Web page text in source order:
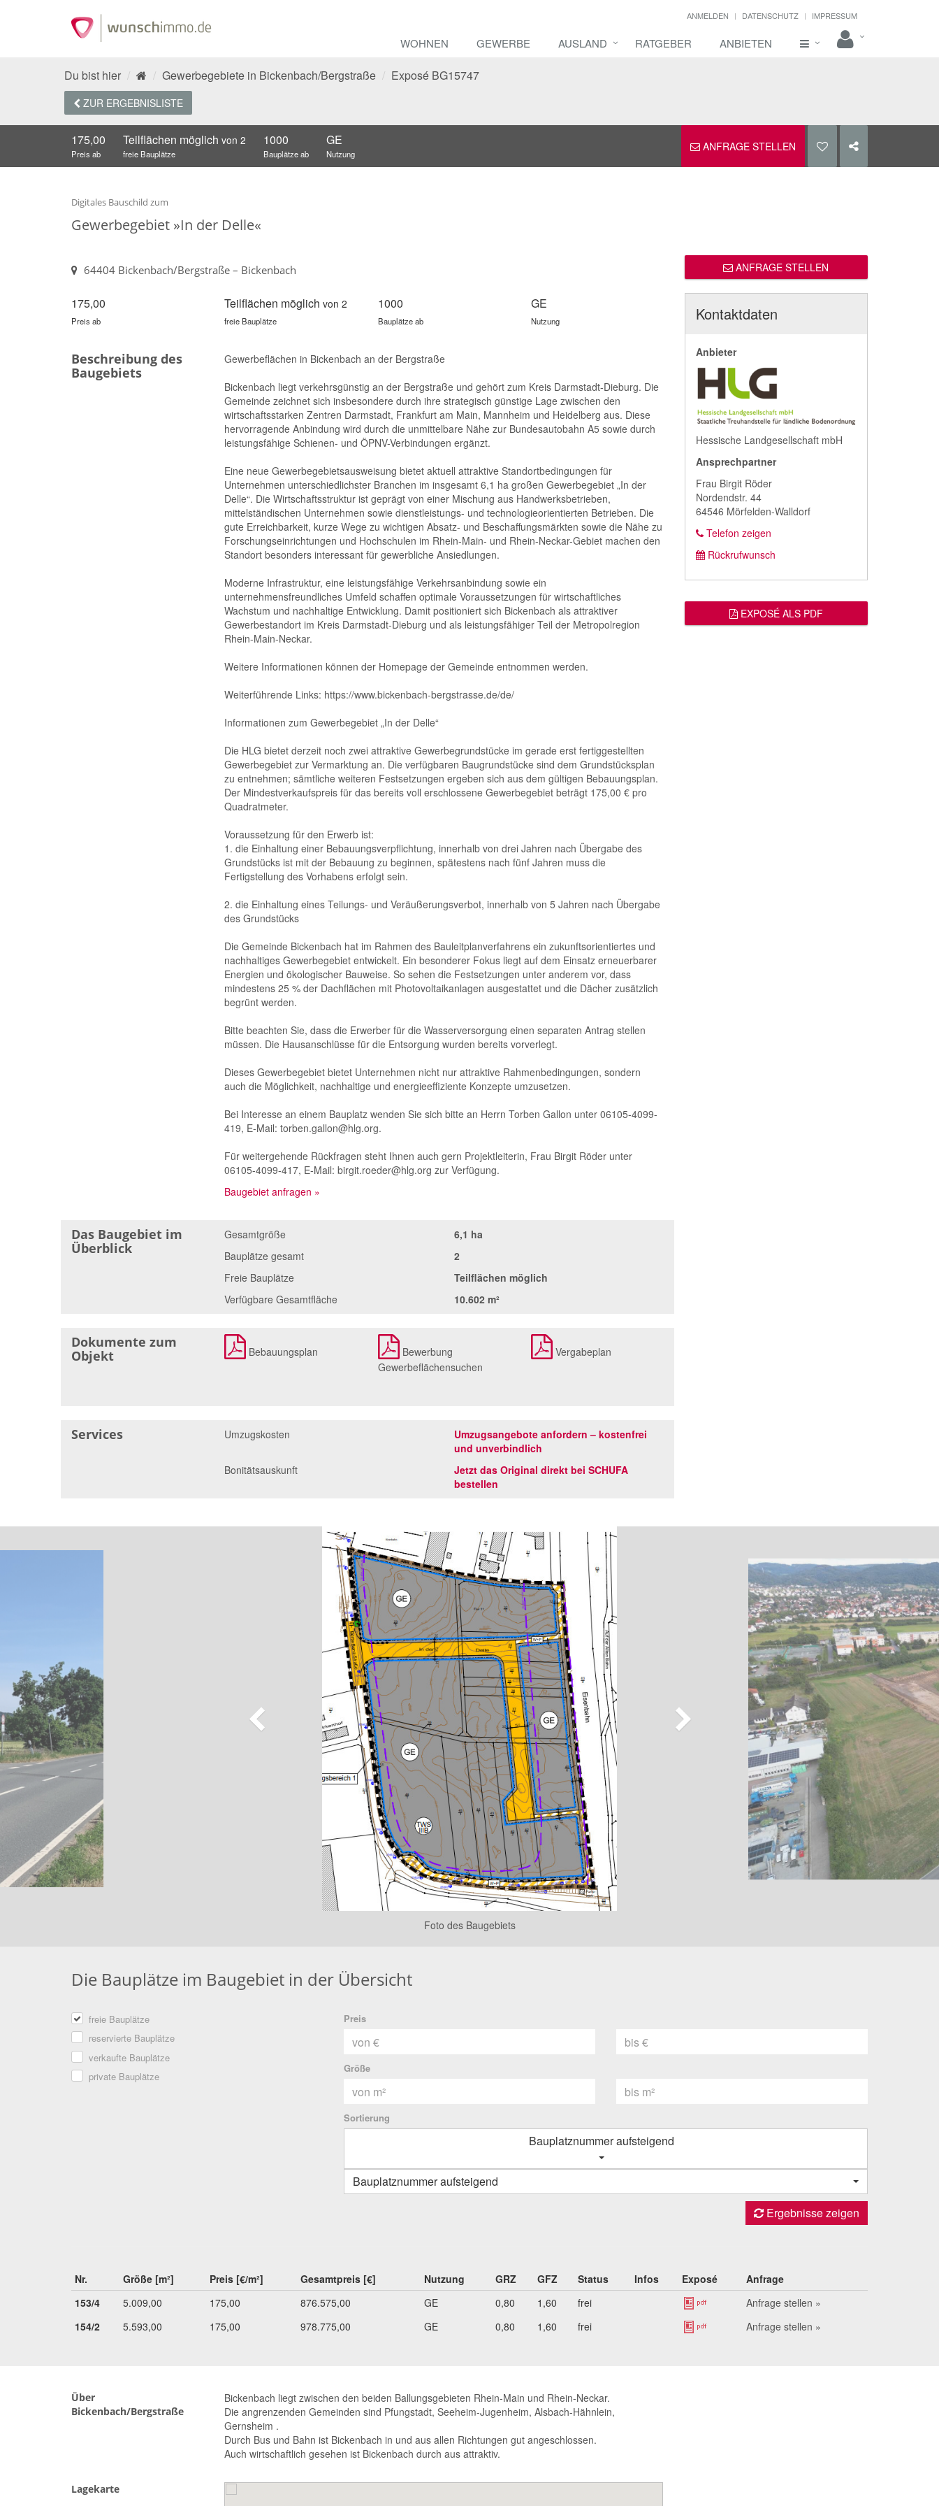
ANMELDEN DATENSCHUTZ IMPRESSUM
WOHNEN GEWERBE AUSLAND RATGEBER ANBIETEN
Du bist hier Gewerbegebiete in Bickenbach/Bergstraße Exposé BG15747
ZUR ERGEBNISLISTE
175,00
Preis ab
Teilflächen möglich von 2
freie Bauplätze
1000
Bauplätze ab
GE
Nutzung
ANFRAGE STELLEN
Digitales Bauschild zum
Gewerbegebiet »In der Delle«
64404 Bickenbach/Bergstraße – Bickenbach
175,00
Preis ab
Teilflächen möglich von 2
freie Bauplätze
1000
Bauplätze ab
GE
Nutzung
Beschreibung des
Baugebiets
Gewerbeflächen in Bickenbach an der Bergstraße
Bickenbach liegt verkehrsgünstig an der Bergstraße und gehört zum Kreis Darmstadt-Dieburg. Die
Gemeinde zeichnet sich insbesondere durch ihre strategisch günstige Lage zwischen den
wirtschaftsstarken Zentren Darmstadt, Frankfurt am Main, Mannheim und Heidelberg aus. Diese
hervorragende Anbindung wird durch die unmittelbare Nähe zur Bundesautobahn A5 sowie durch
leistungsfähige Schienen- und ÖPNV-Verbindungen ergänzt.
Eine neue Gewerbegebietsausweisung bietet aktuell attraktive Standortbedingungen für
Unternehmen unterschiedlichster Branchen im insgesamt 6,1 ha großen Gewerbegebiet „In der
Delle“. Die Wirtschaftsstruktur ist geprägt von einer Mischung aus Handwerksbetrieben,
mittelständischen Unternehmen sowie dienstleistungs- und technologieorientierten Betrieben. Die
gute Erreichbarkeit, kurze Wege zu wichtigen Absatz- und Beschaffungsmärkten sowie die Nähe zu
Forschungseinrichtungen und Hochschulen im Rhein-Main- und Rhein-Neckar-Gebiet machen den
Standort besonders interessant für gewerbliche Ansiedlungen.
Moderne Infrastruktur, eine leistungsfähige Verkehrsanbindung sowie ein
unternehmensfreundliches Umfeld schaffen optimale Voraussetzungen für wirtschaftliches
Wachstum und nachhaltige Entwicklung. Damit positioniert sich Bickenbach als attraktiver
Gewerbestandort im Kreis Darmstadt-Dieburg und als leistungsfähiger Teil der Metropolregion
Rhein-Main-Neckar.
Weitere Informationen können der Homepage der Gemeinde entnommen werden.
Weiterführende Links: https://www.bickenbach-bergstrasse.de/de/
Informationen zum Gewerbegebiet „In der Delle“
Die HLG bietet derzeit noch zwei attraktive Gewerbegrundstücke im gerade erst fertiggestellten
Gewerbegebiet zur Vermarktung an. Die verfügbaren Baugrundstücke sind dem Grundstücksplan
zu entnehmen; sämtliche weiteren Festsetzungen ergeben sich aus dem gültigen Bebauungsplan.
Der Mindestverkaufspreis für das bereits voll erschlossene Gewerbegebiet beträgt 175,00 € pro
Quadratmeter.
Voraussetzung für den Erwerb ist:
1. die Einhaltung einer Bebauungsverpflichtung, innerhalb von drei Jahren nach Übergabe des
Grundstücks ist mit der Bebauung zu beginnen, spätestens nach fünf Jahren muss die
Fertigstellung des Vorhabens erfolgt sein.
2. die Einhaltung eines Teilungs- und Veräußerungsverbot, innerhalb von 5 Jahren nach Übergabe
des Grundstücks
Die Gemeinde Bickenbach hat im Rahmen des Bauleitplanverfahrens ein zukunftsorientiertes und
nachhaltiges Gewerbegebiet entwickelt. Ein besonderer Fokus liegt auf dem Einsatz erneuerbarer
Energien und ökologischer Bauweise. So sehen die Festsetzungen unter anderem vor, dass
mindestens 25 % der Dachflächen mit Photovoltaikanlagen ausgestattet und die Dächer zusätzlich
begrünt werden.
Bitte beachten Sie, dass die Erwerber für die Wasserversorgung einen separaten Antrag stellen
müssen. Die Hausanschlüsse für die Entsorgung wurden bereits vorverlegt.
Dieses Gewerbegebiet bietet Unternehmen nicht nur attraktive Rahmenbedingungen, sondern
auch die Möglichkeit, nachhaltige und energieeffiziente Konzepte umzusetzen.
Bei Interesse an einem Bauplatz wenden Sie sich bitte an Herrn Torben Gallon unter 06105-4099-
419, E-Mail: torben.gallon@hlg.org.
Für weitergehende Rückfragen steht Ihnen auch gern Projektleiterin, Frau Birgit Röder unter
06105-4099-417, E-Mail: birgit.roeder@hlg.org zur Verfügung.
Baugebiet anfragen »
Das Baugebiet im
Überblick
Gesamtgröße
6,1 ha
Bauplätze gesamt
2
Freie Bauplätze
Teilflächen möglich
Verfügbare Gesamtfläche
10.602 m²
Dokumente zum
Objekt
Bebauungsplan
Bewerbung
Gewerbeflächensuchen
Vergabeplan
Services Umzugskosten
Umzugsangebote anfordern – kostenfrei
und unverbindlich
Bonitätsauskunft
Jetzt das Original direkt bei SCHUFA
bestellen
ANFRAGE STELLEN
Kontaktdaten
Anbieter
Hessische Landgesellschaft mbH
Ansprechpartner
Frau Birgit Röder
Nordendstr. 44
64546 Mörfelden-Walldorf
Telefon zeigen
Rückrufwunsch
EXPOSÉ ALS PDF
Foto des Baugebiets
Die Bauplätze im Baugebiet in der Übersicht
freie Bauplätze
reservierte Bauplätze
verkaufte Bauplätze
private Bauplätze
Preis
Größe
Sortierung
Bauplatznummer aufsteigend
Bauplatznummer aufsteigend
Ergebnisse zeigen
Nr. Größe [m²] Preis [€/m²] Gesamtpreis [€] Nutzung GRZ GFZ Status Infos Exposé
Anfrage
153/4
5.009,00 175,00 876.575,00 GE 0,80 1,60 frei
Anfrage stellen »
154/2
5.593,00 175,00 978.775,00 GE 0,80 1,60 frei Anfrage stellen »
Über
Bickenbach/Bergstraße
Bickenbach liegt zwischen den beiden Ballungsgebieten Rhein-Main und Rhein-Neckar.
Die angrenzenden Gemeinden sind Pfungstadt, Seeheim-Jugenheim, Alsbach-Hähnlein,
Gernsheim .
Durch Bus und Bahn ist Bickenbach in und aus allen Richtungen gut angeschlossen.
Auch wirtschaftlich gesehen ist Bickenbach durch aus attraktiv.
Lagekarte